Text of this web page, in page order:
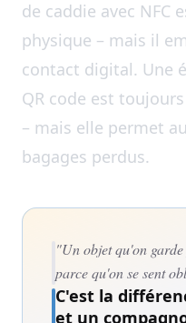
de caddie avec NFC
physique – mais il
contact digital. Une
QR code est
– mais elle permet
bagages perdus.
"Un objet qu'on
parce qu'on se sent
C'est la
et un